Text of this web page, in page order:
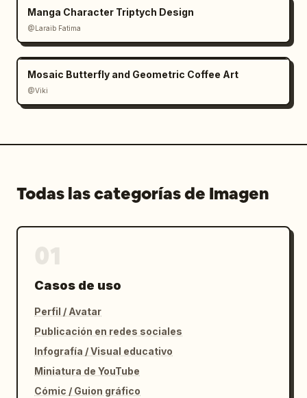
sin paneles vacíos, sin fotorrealismo, sin
estilo de cómic occidental"}
Manga Character Triptych Design
@Laraib Fatima‎
Mosaic Butterfly and Geometric Coffee Art
@Viki
Todas las categorías de Imagen
Casos de uso
Perfil / Avatar
Publicación en redes sociales
Infografía / Visual educativo
Miniatura de YouTube
Cómic / Guion gráfico